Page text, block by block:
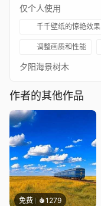
仅个人使用
千千壁纸的惊艳效果
调整画质和性能
夕阳海景树木
作者的其他作品
免费 1279